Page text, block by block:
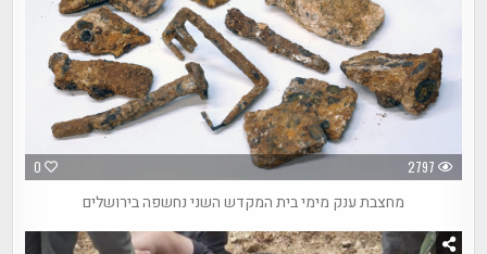
0 2797
מחצבת ענק מימי בית המקדש השני נחשפה בירושלים